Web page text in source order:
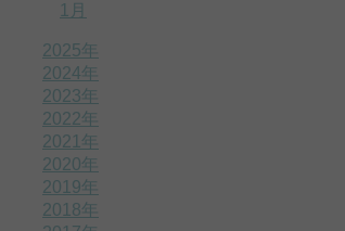
1月
2025年
2024年
2023年
2022年
2021年
2020年
2019年
2018年